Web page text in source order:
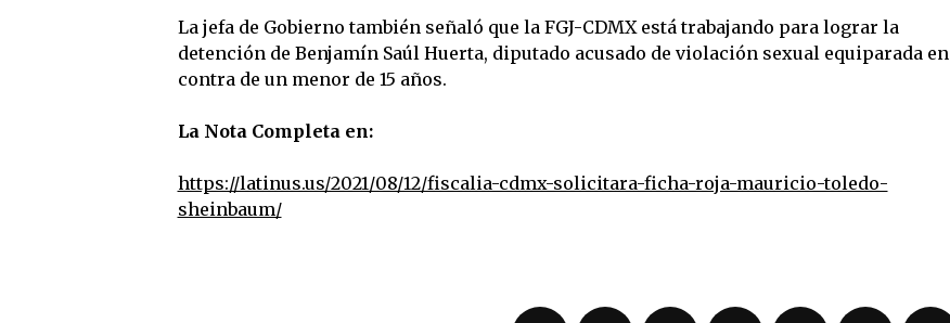
La jefa de Gobierno también señaló que la FGJ-CDMX está trabajando para lograr la
detención de Benjamín Saúl Huerta, diputado acusado de violación sexual equiparada en
contra de un menor de 15 años.
La Nota Completa en:
https://latinus.us/2021/08/12/fiscalia-cdmx-solicitara-ficha-roja-mauricio-toledo-
sheinbaum/